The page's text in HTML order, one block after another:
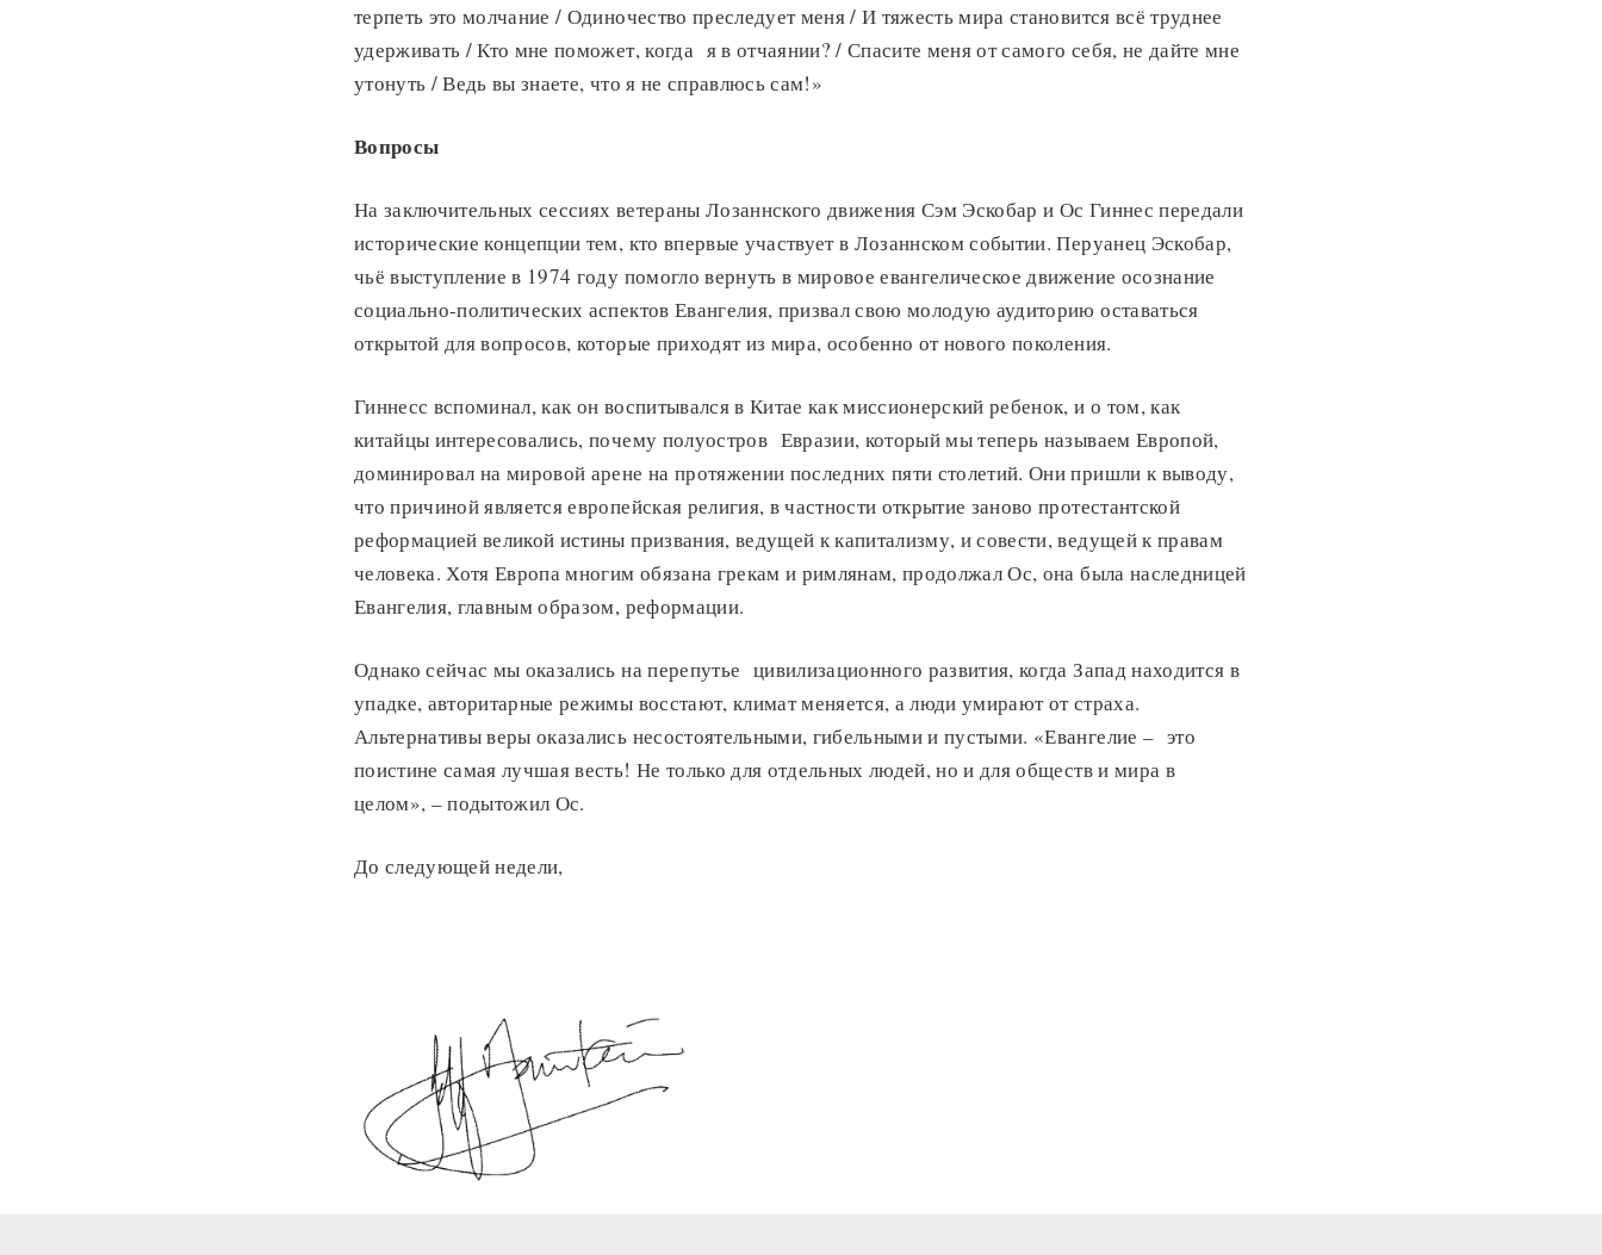
терпеть это молчание / Одиночество преследует меня / И тяжесть мира становится всё труднее
удерживать / Кто мне поможет, когда я в отчаянии? / Спасите меня от самого себя, не дайте мне
утонуть / Ведь вы знаете, что я не справлюсь сам!»
Вопросы
На заключительных сессиях ветераны Лозаннского движения Сэм Эскобар и Ос Гиннес передали
исторические концепции тем, кто впервые участвует в Лозаннском событии. Перуанец Эскобар,
чьё выступление в 1974 году помогло вернуть в мировое евангелическое движение осознание
социально-политических аспектов Евангелия, призвал свою молодую аудиторию оставаться
открытой для вопросов, которые приходят из мира, особенно от нового поколения.
Гиннесс вспоминал, как он воспитывался в Китае как миссионерский ребенок, и о том, как
китайцы интересовались, почему полуостров Евразии, который мы теперь называем Европой,
доминировал на мировой арене на протяжении последних пяти столетий. Они пришли к выводу,
что причиной является европейская религия, в частности открытие заново протестантской
реформацией великой истины призвания, ведущей к капитализму, и совести, ведущей к правам
человека. Хотя Европа многим обязана грекам и римлянам, продолжал Ос, она была наследницей
Евангелия, главным образом, реформации.
Однако сейчас мы оказались на перепутье цивилизационного развития, когда Запад находится в
упадке, авторитарные режимы восстают, климат меняется, а люди умирают от страха.
Альтернативы веры оказались несостоятельными, гибельными и пустыми. «Евангелие – это
поистине самая лучшая весть! Не только для отдельных людей, но и для обществ и мира в
целом», – подытожил Ос.
До следующей недели,